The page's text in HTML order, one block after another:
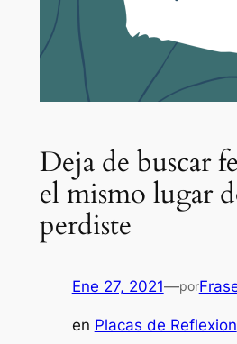
Deja de buscar
el mismo lugar
perdiste
Ene 27, 2021—por
en Placas de Reflexion